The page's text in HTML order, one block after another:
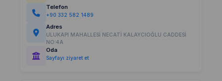
Telefon
+90 332 582 1489
Adres
ULUKAPI MAHALLESİ NECATİ KALAYCIOĞLU CADDESİ
NO:4A
Oda
Sayfayı ziyaret et